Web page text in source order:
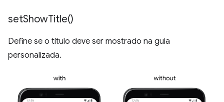
setShowTitle()
Define se o título deve ser mostrado na guia
personalizada.